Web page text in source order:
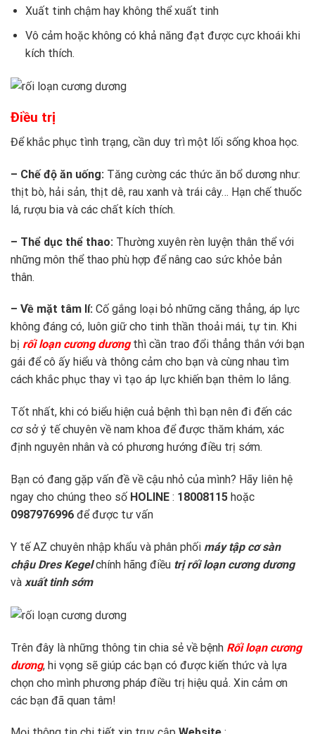
Xuất tinh chậm hay không thể xuất tinh
Vô cảm hoặc không có khả năng đạt được cực khoái khi
kích thích.
Điều trị
Để khắc phục tình trạng, cần duy trì một lối sống khoa học.
– Chế độ ăn uống: Tăng cường các thức ăn bổ dương như:
thịt bò, hải sản, thịt dê, rau xanh và trái cây… Hạn chế thuốc
lá, rượu bia và các chất kích thích.
– Thể dục thể thao: Thường xuyên rèn luyện thân thể với
những môn thể thao phù hợp để nâng cao sức khỏe bản
thân.
– Về mặt tâm lí: Cố gắng loại bỏ những căng thẳng, áp lực
không đáng có, luôn giữ cho tinh thần thoải mái, tự tin. Khi
bị rối loạn cương dương thì cần trao đổi thẳng thắn với bạn
gái để cô ấy hiểu và thông cảm cho bạn và cùng nhau tìm
cách khắc phục thay vì tạo áp lực khiến bạn thêm lo lắng.
Tốt nhất, khi có biểu hiện cuả bệnh thì bạn nên đi đến các
cơ sở ý tế chuyên về nam khoa để được thăm khám, xác
định nguyên nhân và có phương hướng điều trị sớm.
Bạn có đang gặp vấn đề về cậu nhỏ của mình? Hãy liên hệ
ngay cho chúng theo số HOLINE : 18008115 hoặc
0987976996 để được tư vấn
Y tế AZ chuyên nhập khẩu và phân phối máy tập cơ sàn
chậu Dres Kegelchính hãng điều trị rối loạn cương dương
và xuất tinh sớm
Trên đây là những thông tin chia sẻ về bệnh Rối loạn cương
dương, hi vọng sẽ giúp các bạn có được kiến thức và lựa
chọn cho mình phương pháp điều trị hiệu quả. Xin cảm ơn
các bạn đã quan tâm!